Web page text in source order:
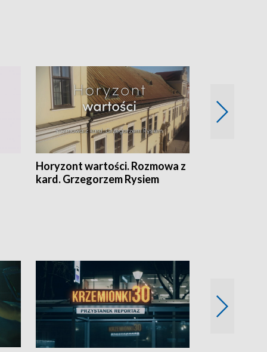
Horyzont wartości. Rozmowa z
kard. Grzegorzem Rysiem